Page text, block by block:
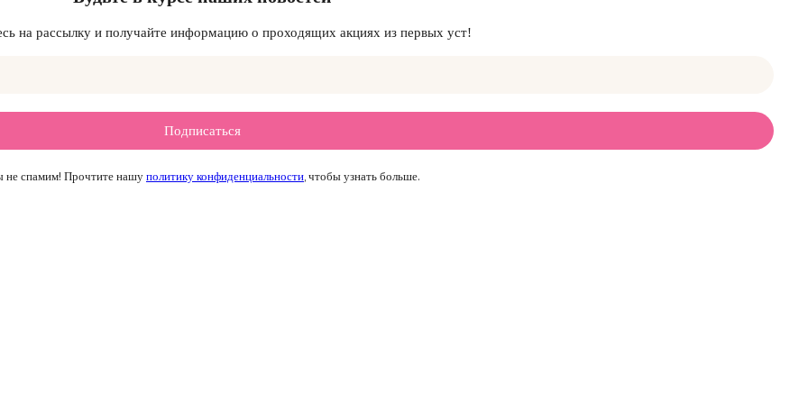
на рассылку и получайте информацию о проходящих акциях из первых уст!
спамим! Прочтите нашу политику конфиденциальности , чтобы узнать больше.